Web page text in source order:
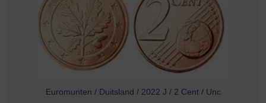
Euromunten / Duitsland / 2022 J / 2 Cent / Unc